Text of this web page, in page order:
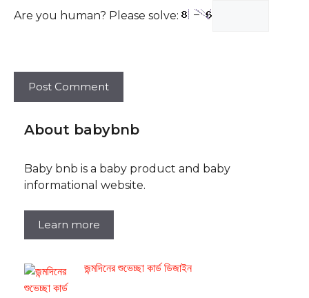
Are you human? Please solve:
About babybnb
Baby bnb is a baby product and baby
informational website.
Learn more
জন্মদিনের শুভেচ্ছা কার্ড ডিজাইন